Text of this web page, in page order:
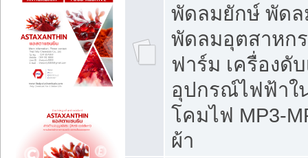
พัดลมยักษ์ พัด
พัดลมอุตสาหก
ฟาร์ม เครื่องดั
อุปกรณ์ไฟฟ้าใ
โคมไฟ MP3-
ผ้า